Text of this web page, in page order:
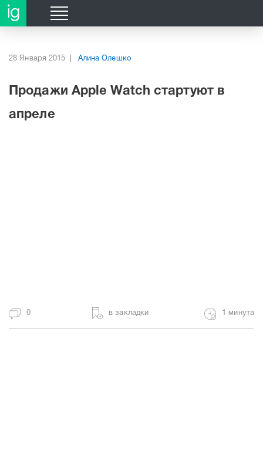
28 Января 2015 Алина Олешко
Продажи Apple Watch стартуют в
апреле
0 в закладки 1 минута